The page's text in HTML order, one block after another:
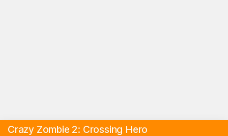
Crazy Zombie 2: Crossing Hero